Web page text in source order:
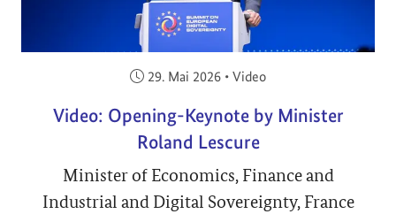
Veröffentlicht am:
29. Mai 2026 • Video
Video: Opening-Keynote by Minister
Roland Lescure
Minister of Economics, Finance and
Industrial and Digital Sovereignty, France